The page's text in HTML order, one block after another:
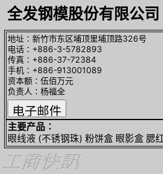
全发钢模股份有限公司
地址∶新竹市东区埔顶里埔顶路326号
电话∶+886-3-5782893
传真∶+886-37-72384
手机∶+886-913001089
资本额∶伍佰万元
负责人∶杨福全
主要产品∶
眼线液 (不锈钢珠) 粉饼盒 眼影盒 腮